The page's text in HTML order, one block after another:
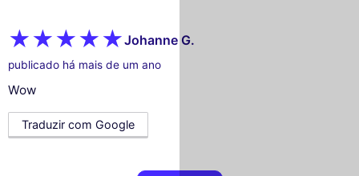
Johanne G.
publicado há mais de um ano
Wow
Traduzir com Google